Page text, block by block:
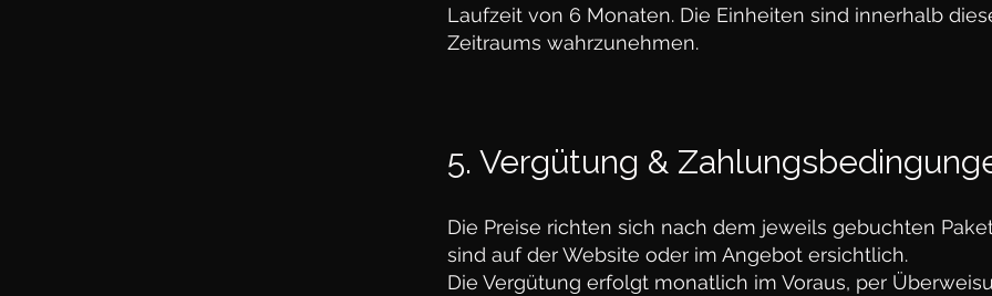
Laufzeit von 6 Monaten. Die Einheiten sind innerhalb
Zeitraums wahrzunehmen.
5. Vergütung &
Die Preise richten sich nach dem jeweils gebuchten
sind auf der Website oder im Angebot ersichtlich.
Die Vergütung erfolgt monatlich im Voraus, per